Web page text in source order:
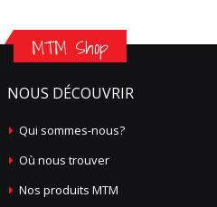
MTM Shop
NOUS DÉCOUVRIR
Qui sommes-nous?
Où nous trouver
Nos produits MTM